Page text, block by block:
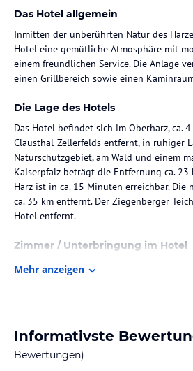
Das Hotel allgemein
Inmitten der unberührten Natur des
Hotel eine gemütliche Atmosphäre mit
einem freundlichen Service. Die Anlage
einen Grillbereich sowie einen
Die Lage des Hotels
Das Hotel befindet sich im Oberharz, ca.
Clausthal-Zellerfelds entfernt, in ruhiger
Naturschutzgebiet, am Wald und einem
Kaiserpfalz beträgt die Entfernung ca. 23
Harz ist in ca. 15 Minuten erreichbar. Die
ca. 35 km entfernt. Der Ziegenberger
Hotel entfernt.
Zimmer / Unterbringung im Hotel
Die Zimmer sind ausgestattet mit
Küche sowie individuelle
Mehr anzeigen
Informativste
Bewertungen)